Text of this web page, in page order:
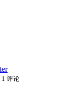
1 评论